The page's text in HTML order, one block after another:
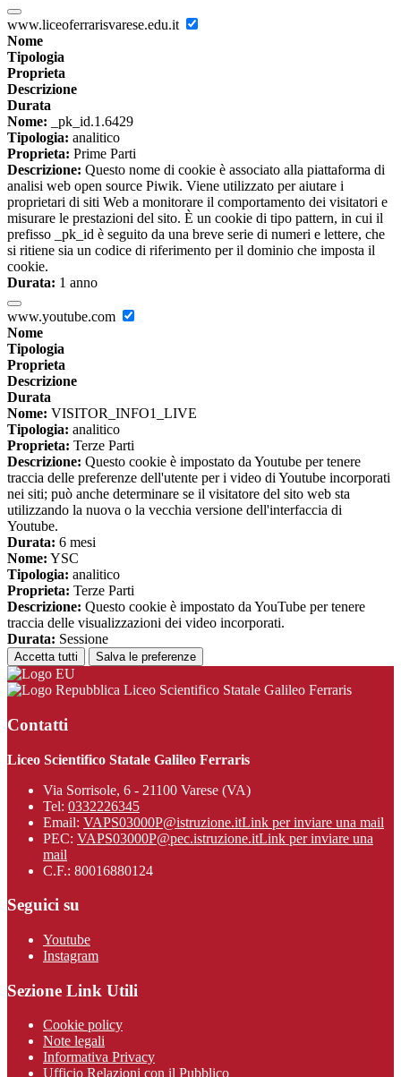
www.liceoferrarisvarese.edu.it
Nome
Tipologia
Proprieta
Descrizione
Durata
Nome: _pk_id.1.6429
Tipologia: analitico
Proprieta: Prime Parti
Descrizione: Questo nome di cookie è associato alla piattaforma di
analisi web open source Piwik. Viene utilizzato per aiutare i
proprietari di siti Web a monitorare il comportamento dei visitatori e
misurare le prestazioni del sito. È un cookie di tipo pattern, in cui il
prefisso _pk_id è seguito da una breve serie di numeri e lettere, che
si ritiene sia un codice di riferimento per il dominio che imposta il
cookie.
Durata: 1 anno
www.youtube.com
Nome
Tipologia
Proprieta
Descrizione
Durata
Nome: VISITOR_INFO1_LIVE
Tipologia: analitico
Proprieta: Terze Parti
Descrizione: Questo cookie è impostato da Youtube per tenere
traccia delle preferenze dell'utente per i video di Youtube incorporati
nei siti; può anche determinare se il visitatore del sito web sta
utilizzando la nuova o la vecchia versione dell'interfaccia di
Youtube.
Durata: 6 mesi
Nome: YSC
Tipologia: analitico
Proprieta: Terze Parti
Descrizione: Questo cookie è impostato da YouTube per tenere
traccia delle visualizzazioni dei video incorporati.
Durata: Sessione
Accetta tutti Salva le preferenze
Liceo Scientifico Statale Galileo Ferraris
Contatti
Liceo Scientifico Statale Galileo Ferraris
Via Sorrisole, 6 - 21100 Varese (VA)
Tel: 0332226345
Email: VAPS03000P@istruzione.itLink per inviare una mail
PEC: VAPS03000P@pec.istruzione.itLink per inviare una
mail
C.F.: 80016880124
Seguici su
Youtube
Instagram
Sezione Link Utili
Cookie policy
Note legali
Informativa Privacy
Ufficio Relazioni con il Pubblico